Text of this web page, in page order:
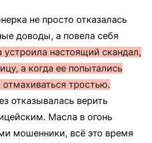
не просто отказалась
доводы, а повела себя
устроила настоящий скандал,
а когда ее попытались
отмахиваться тростью.
отказывалась верить
Масла в огонь
мошенники, всё это время